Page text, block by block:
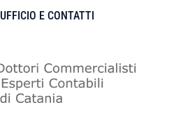
UFFICIO E CONTATTI